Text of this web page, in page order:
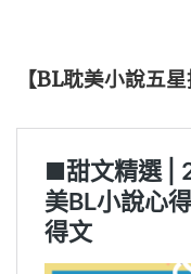
【BL耽美小說五